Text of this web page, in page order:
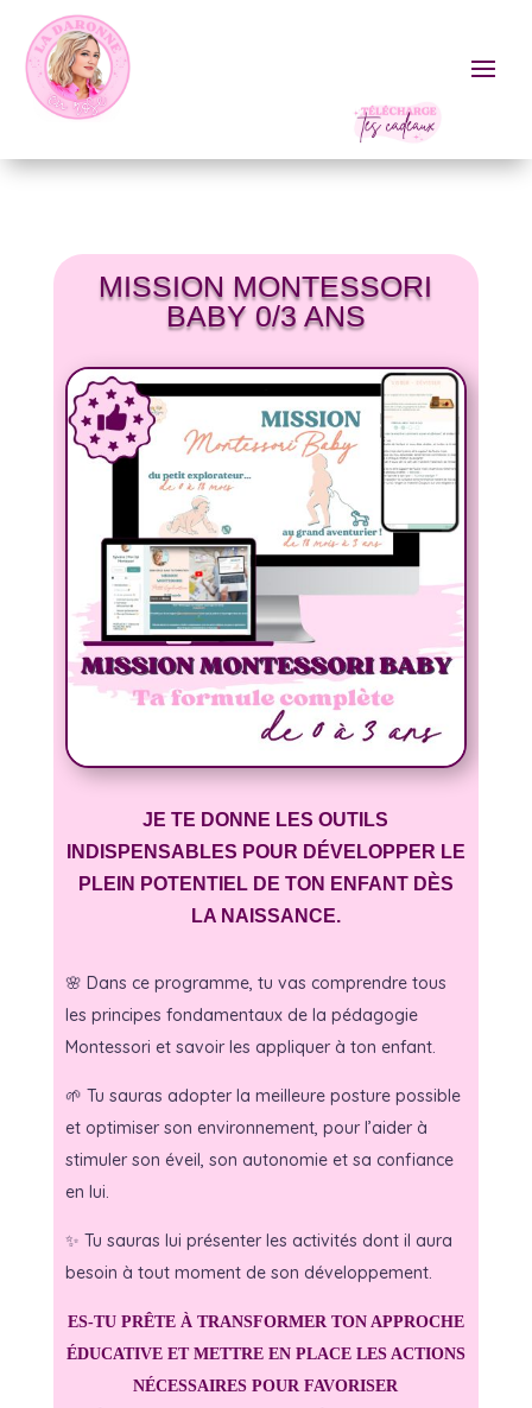
MISSION MONTESSORI
BABY 0/3 ANS
JE TE DONNE LES OUTILS
INDISPENSABLES POUR DÉVELOPPER LE
PLEIN POTENTIEL DE TON ENFANT DÈS
LA NAISSANCE.
🌸 Dans ce programme, tu vas comprendre tous
les principes fondamentaux de la pédagogie
Montessori et savoir les appliquer à ton enfant.
🌱 Tu sauras adopter la meilleure posture possible
et optimiser son environnement, pour l’aider à
stimuler son éveil, son autonomie et sa confiance
en lui.
✨ Tu sauras lui présenter les activités dont il aura
besoin à tout moment de son développement.
ES-TU PRÊTE À TRANSFORMER TON APPROCHE
ÉDUCATIVE ET METTRE EN PLACE LES ACTIONS
NÉCESSAIRES POUR FAVORISER